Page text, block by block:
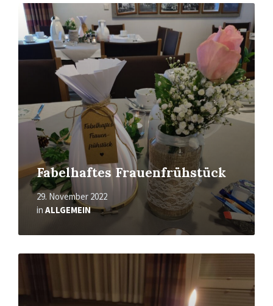
Fabelhaftes Frauenfrühstück
29. November 2022
in ALLGEMEIN
Mehr
erfahren
Mehr